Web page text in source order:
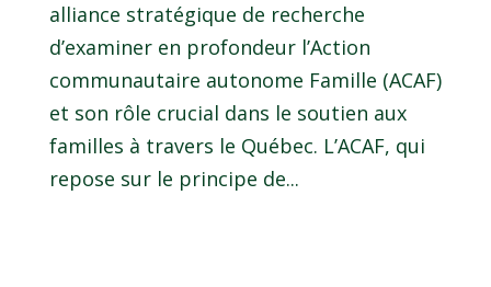
alliance stratégique de recherche
d’examiner en profondeur l’Action
communautaire autonome Famille (ACAF)
et son rôle crucial dans le soutien aux
familles à travers le Québec. L’ACAF, qui
repose sur le principe de...